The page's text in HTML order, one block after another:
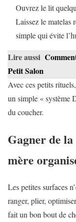
Ouvrez le lit
Laissez le matelas
simple qui évite
Lire aussi
Petit Salon
Avec ces petits
un simple « système
du coucher.
Gagner de
mère
Les petites surfaces
ranger, plier,
fait un bon bout de